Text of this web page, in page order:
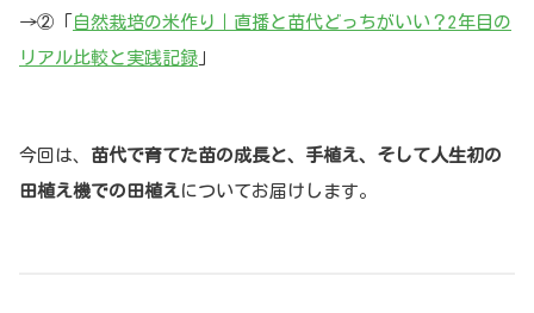
→②「
自然栽培の米作り｜直播と苗代どっちがいい？2年目の
リアル比較と実践記録
今回は、 苗代で育てた苗の成長と、手植え、そして人生初の
田植え機での田植えについてお届けします。